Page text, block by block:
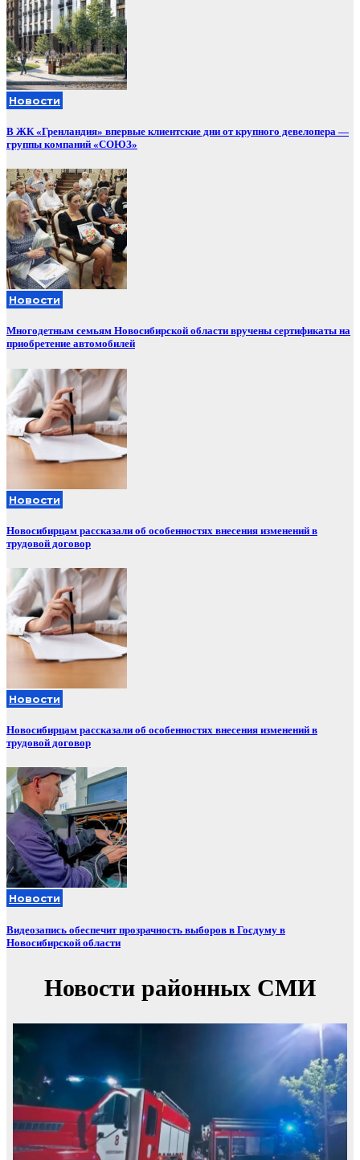
Новости
В ЖК «Гренландия» впервые клиентские дни от крупного девелопера —
группы компаний «СОЮЗ»
Новости
Многодетным семьям Новосибирской области вручены сертификаты на
приобретение автомобилей
Новости
Новосибирцам рассказали об особенностях внесения изменений в
трудовой договор
Новости
Новосибирцам рассказали об особенностях внесения изменений в
трудовой договор
Новости
Видеозапись обеспечит прозрачность выборов в Госдуму в
Новосибирской области